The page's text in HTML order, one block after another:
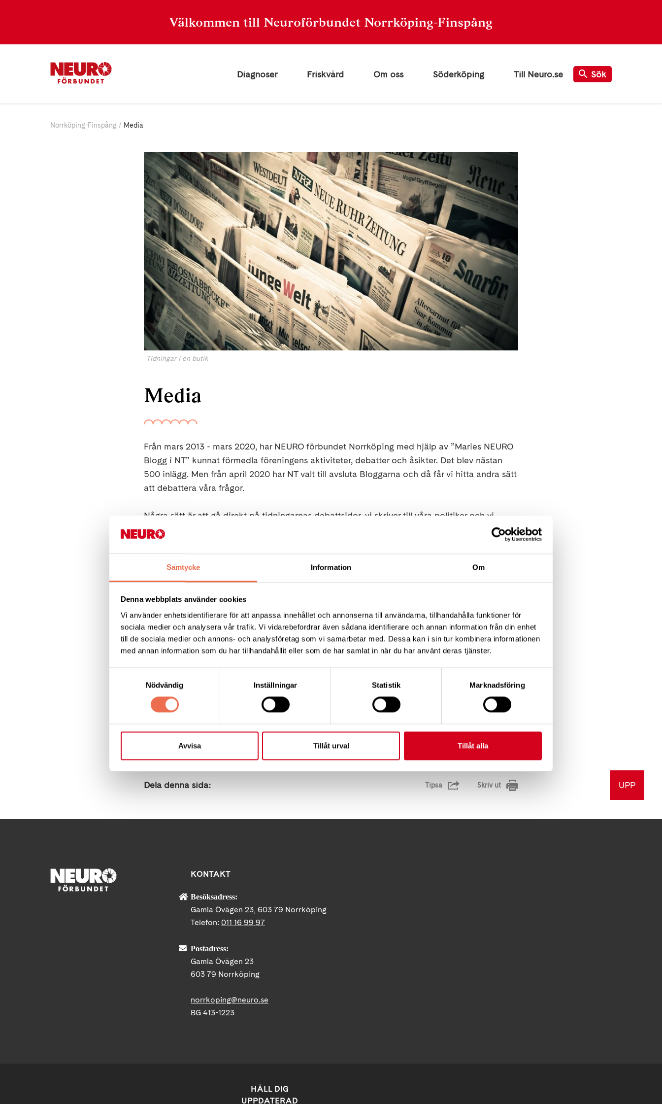
Samtycke Information Om
Denna webbplats använder cookies
Vi använder enhetsidentifierare för att anpassa innehållet och annonserna till användarna, tillhandahålla funktioner för
sociala medier och analysera vår trafik. Vi vidarebefordrar även sådana identifierare och annan information från din enhet
till de sociala medier och annons- och analysföretag som vi samarbetar med. Dessa kan i sin tur kombinera informationen
med annan information som du har tillhandahållit eller som de har samlat in när du har använt deras tjänster.
Nödvändig
Inställningar Statistik Marknadsföring
Avvisa Tillåt urval Tillåt alla
Välkommen till Neuroförbundet Norrköping-Finspång
Diagnoser Friskvård Om oss Söderköping Till Neuro.se Sök
Norrköping-Finspång Media
Tidningar i en butik
Media
Från mars 2013 - mars 2020, har NEURO förbundet Norrköping med hjälp av ”Maries NEURO
Blogg i NT” kunnat förmedla föreningens aktiviteter, debatter och åsikter. Det blev nästan
500 inlägg. Men från april 2020 har NT valt till avsluta Bloggarna och då får vi hitta andra sätt
att debattera våra frågor.
Några sätt är att gå direkt på tidningarnas debattsidor, vi skriver till våra politiker och vi
möter dem. Här kommer att redovisa artiklar och insändare som vi haft med i bl.a. NT
(Norrköpings tidningar) och Folkbladet. Vi lägger även ut svar som vi har fått från politiker /
tjänstemän eller artiklar / insändare som handlar om vår förening eller debatter vi deltagande
Stors Brister I Hjälpmedel För Funktionshindrade NT 2 Maj 2020 (492 KB)
Begränsa Inte Resorna Med Färdtjänsten NT 20 Mars 2020
Dela denna sida: Tipsa Skriv ut UPP
KONTAKT
Besöksadress:
Gamla Övägen 23, 603 79 Norrköping
Telefon: 011 16 99 97
Postadress:
Gamla Övägen 23
603 79 Norrköping
norrkoping@neuro.se
BG 413-1223
HÅLL DIG
UPPDATERAD